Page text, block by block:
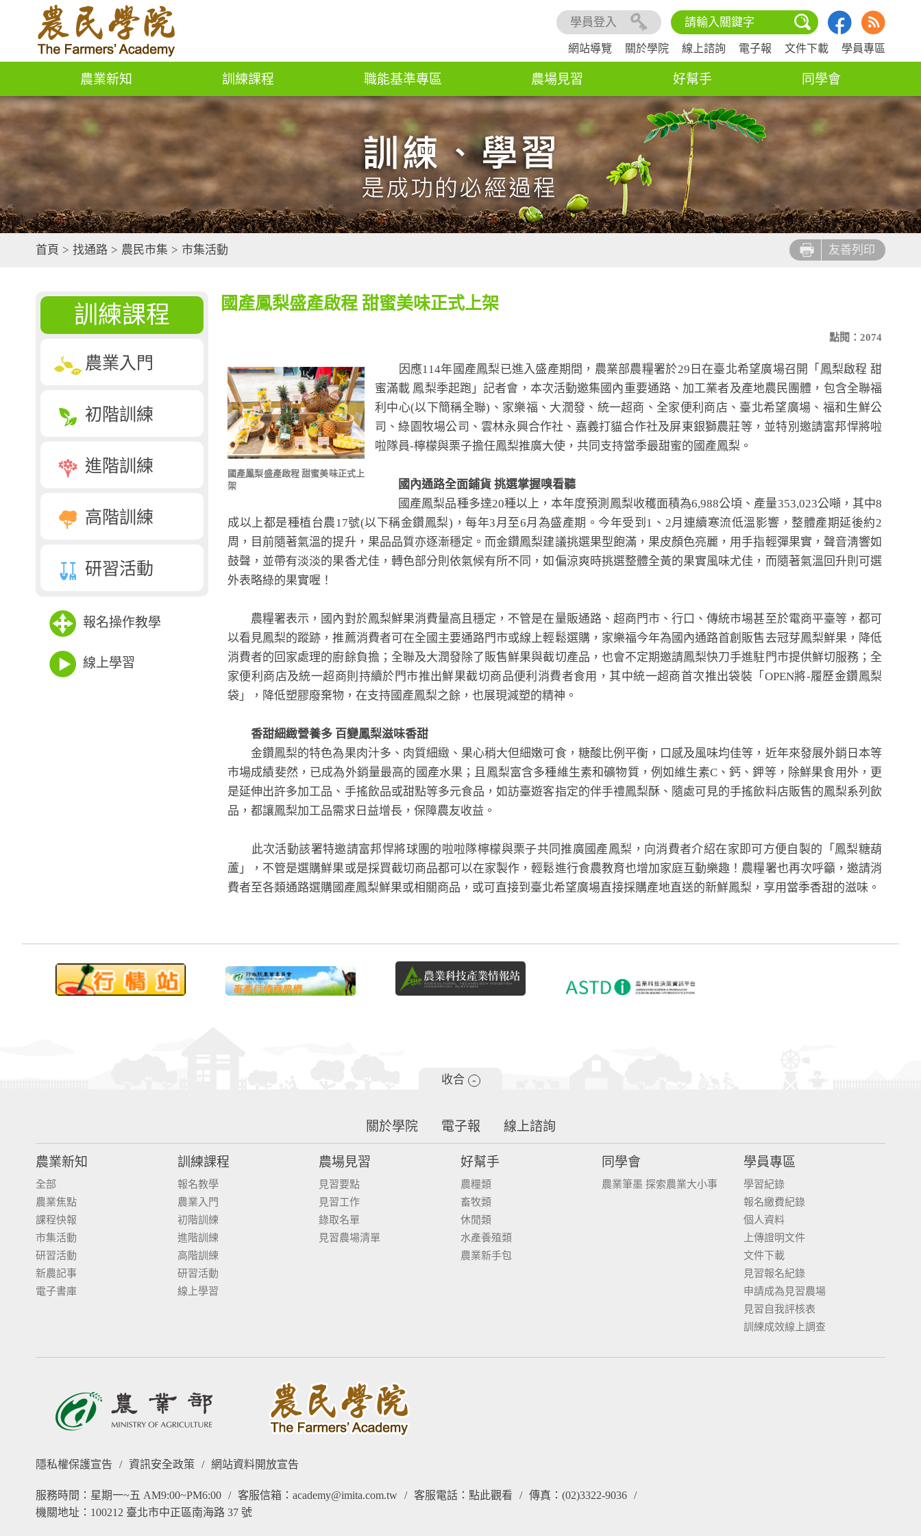
學員登入
網站導覽 關於學院 線上諮詢 電子報 文件下載 學員專區
農業新知 訓練課程 職能基準專區 農場見習 好幫手 同學會
首頁 > 找通路 > 農民市集 > 市集活動 友善列印
訓練課程
農業入門
初階訓練
進階訓練
高階訓練
研習活動
報名操作教學
線上學習
國產鳳梨盛產啟程 甜蜜美味正式上架
點閱：2074
國產鳳梨盛產啟程 甜蜜美味正式上
架
因應114年國產鳳梨已進入盛產期間，農業部農糧署於29日在臺北希望廣場召開「鳳梨啟程 甜
蜜滿載 鳳梨季起跑」記者會，本次活動邀集國內重要通路、加工業者及產地農民團體，包含全聯福
利中心(以下簡稱全聯)、家樂福、大潤發、統一超商、全家便利商店、臺北希望廣場、福和生鮮公
司、綠園牧場公司、雲林永興合作社、嘉義打貓合作社及屏東銀獅農莊等，並特別邀請富邦悍將啦
啦隊員-檸檬與栗子擔任鳳梨推廣大使，共同支持當季最甜蜜的國產鳳梨。
國內通路全面鋪貨 挑選掌握嗅看聽
國產鳳梨品種多達20種以上，本年度預測鳳梨收穫面積為6,988公頃、產量353,023公噸，其中8
成以上都是種植台農17號(以下稱金鑽鳳梨)，每年3月至6月為盛產期。今年受到1、2月連續寒流低溫影響，整體產期延後約2
周，目前隨著氣溫的提升，果品品質亦逐漸穩定。而金鑽鳳梨建議挑選果型飽滿，果皮顏色亮麗，用手指輕彈果實，聲音淸響如
鼓聲，並帶有淡淡的果香尤佳，轉色部分則依氣候有所不同，如偏涼爽時挑選整體全黃的果實風味尤佳，而隨著氣溫回升則可選
外表略綠的果實喔！
農糧署表示，國內對於鳳梨鮮果消費量高且穩定，不管是在量販通路、超商門市、行口、傳統市場甚至於電商平臺等，都可
以看見鳳梨的蹤跡，推薦消費者可在全國主要通路門市或線上輕鬆選購，家樂福今年為國內通路首創販售去冠芽鳳梨鮮果，降低
消費者的回家處理的廚餘負擔；全聯及大潤發除了販售鮮果與截切產品，也會不定期邀請鳳梨快刀手進駐門市提供鮮切服務；全
家便利商店及統一超商則持續於門市推出鮮果截切商品便利消費者食用，其中統一超商首次推出袋裝「OPEN將-履歷金鑽鳳梨
袋」，降低塑膠廢棄物，在支持國產鳳梨之餘，也展現減塑的精神。
香甜細緻營養多 百變鳳梨滋味香甜
金鑽鳳梨的特色為果肉汁多、肉質細緻、果心稍大但細嫩可食，糖酸比例平衡，口感及風味均佳等，近年來發展外銷日本等
市場成績斐然，已成為外銷量最高的國產水果；且鳳梨富含多種維生素和礦物質，例如維生素C、鈣、鉀等，除鮮果食用外，更
是延伸出許多加工品、手搖飲品或甜點等多元食品，如訪臺遊客指定的伴手禮鳳梨酥、隨處可見的手搖飲料店販售的鳳梨系列飲
品，都讓鳳梨加工品需求日益增長，保障農友收益。
此次活動該署特邀請富邦悍將球團的啦啦隊檸檬與栗子共同推廣國產鳳梨，向消費者介紹在家即可方便自製的「鳳梨糖葫
蘆」，不管是選購鮮果或是採買截切商品都可以在家製作，輕鬆進行食農教育也增加家庭互動樂趣！農糧署也再次呼籲，邀請消
費者至各類通路選購國產鳳梨鮮果或相關商品，或可直接到臺北希望廣場直接採購產地直送的新鮮鳳梨，享用當季香甜的滋味。
收合 -
關於學院 電子報 線上諮詢
農業新知
全部
農業焦點
課程快報
市集活動
研習活動
新農記事
電子書庫
訓練課程
報名教學
農業入門
初階訓練
進階訓練
高階訓練
研習活動
線上學習
農場見習
見習要點
見習工作
錄取名單
見習農場清單
好幫手
農糧類
畜牧類
休閒類
水產養殖類
農業新手包
同學會
農業筆墨 探索農業大小事
學員專區
學習紀錄
報名繳費紀錄
個人資料
上傳證明文件
文件下載
見習報名紀錄
申請成為見習農場
見習自我評核表
訓練成效線上調查
隱私權保護宣告 / 資訊安全政策 / 網站資料開放宣告
服務時間：星期一~五 AM9:00~PM6:00 / 客服信箱：academy@imita.com.tw / 客服電話： 點此觀看 / 傳真：(02)3322-9036 /
機關地址：100212 臺北市中正區南海路 37 號